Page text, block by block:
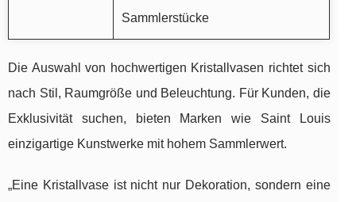
Sammlerstücke
Die Auswahl von hochwertigen Kristallvasen richtet sich
nach Stil, Raumgröße und Beleuchtung. Für Kunden, die
Exklusivität suchen, bieten Marken wie Saint Louis
einzigartige Kunstwerke mit hohem Sammlerwert.
„Eine Kristallvase ist nicht nur Dekoration, sondern eine